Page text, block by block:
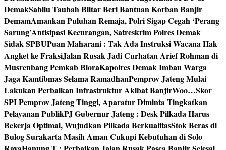
DemakSabilu Taubah Blitar Beri Bantuan Korban Banjir
DemamAmankan Puluhan Remaja, Polri Sigap Cegah ‘Perang
Sarung’Antisipasi Kecurangan, Satreskrim Polres Demak
Sidak SPBUPuan Maharani : Tak Ada Instruksi Wacana Hak
Angket ke FraksiJalan Rusak Jadi Curhatan Arief Rohman di
Musrenbang Pemkab BloraKapolres Demak Imbau Warga
Jaga Kamtibmas Selama RamadhanPemprov Jateng Mulai
Lakukan Perbaikan Infrastruktur Akibat BanjirWoo…Skor
SPI Pemprov Jateng Tinggi, Aparatur Diminta Tingkatkan
Pelayanan PublikPJ Gubernur Jateng : Desk Pilkada Harus
Bekerja Optimal, Wujudkan Pilkada BerkualitasStok Beras di
Bulog Surakarta Masih Aman Cukupi Kebutuhan di Solo